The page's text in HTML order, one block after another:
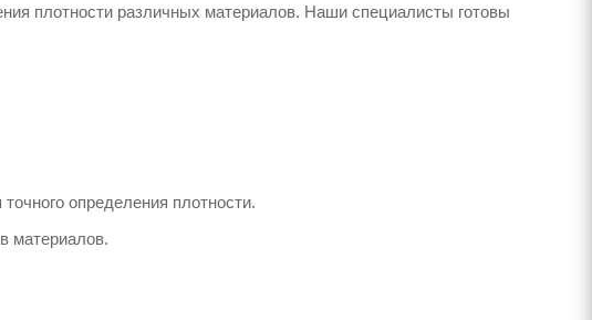
плотности различных материалов. Наши специалисты готовы
определения плотности.
материалов.